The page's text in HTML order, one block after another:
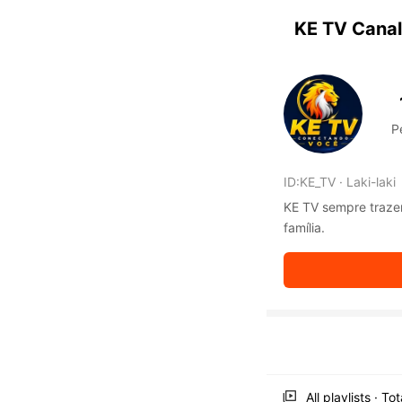
KE TV
ID:KE_TV · Laki-laki
KE TV sempre
família.
All playlists ·